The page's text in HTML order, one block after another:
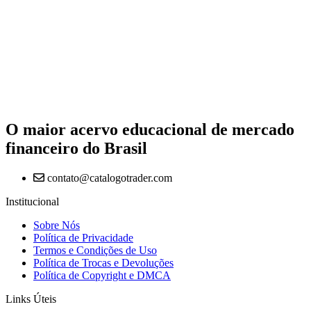
O maior acervo educacional de mercado
financeiro do Brasil
contato@catalogotrader.com
Institucional
Sobre Nós
Política de Privacidade
Termos e Condições de Uso
Política de Trocas e Devoluções
Política de Copyright e DMCA
Links Úteis